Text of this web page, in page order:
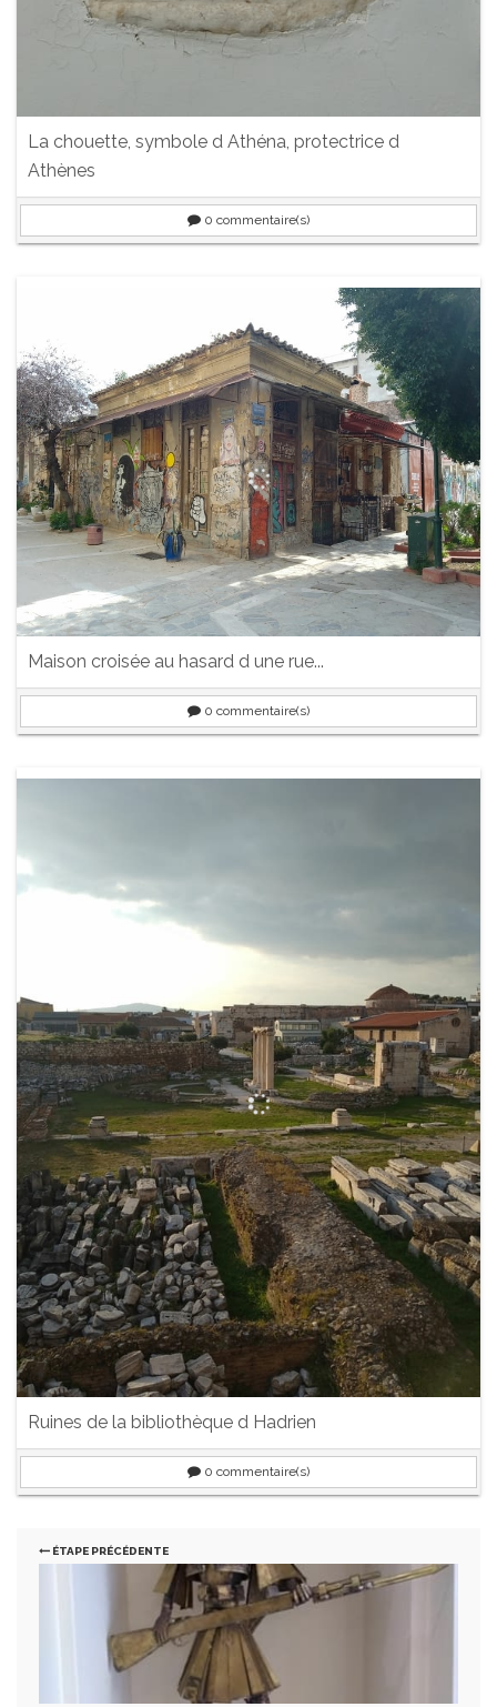
La chouette, symbole d Athéna, protectrice d
Athènes
0 commentaire(s)
Maison croisée au hasard d une rue...
0 commentaire(s)
Ruines de la bibliothèque d Hadrien
0 commentaire(s)
ÉTAPE PRÉCÉDENTE